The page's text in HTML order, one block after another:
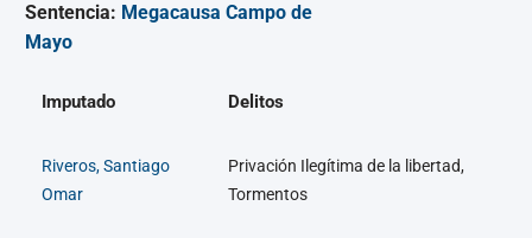
Sentencia: Megacausa Campo de
Mayo
Imputado Delitos
Riveros, Santiago
Omar
Privación Ilegítima de la libertad,
Tormentos